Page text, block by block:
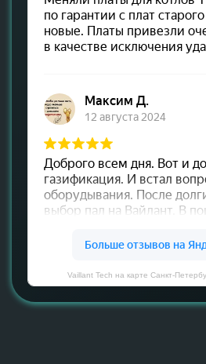
Vaillant Tech на карте